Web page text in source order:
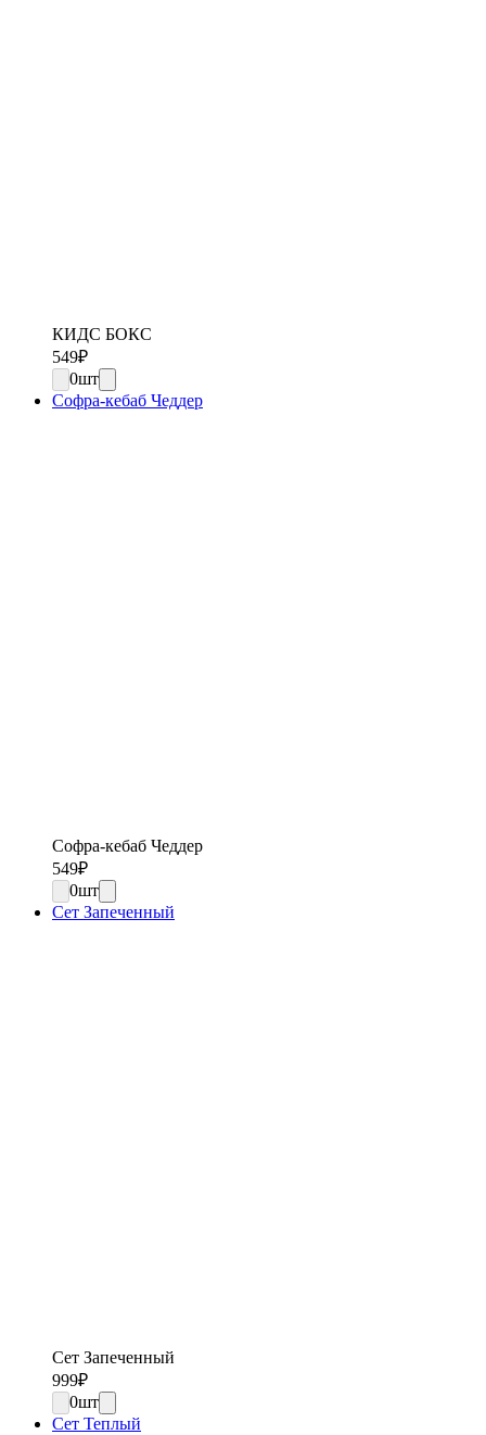
КИДС БОКС
549₽
0шт
Софра-кебаб Чеддер
Софра-кебаб Чеддер
549₽
0шт
Сет Запеченный
Сет Запеченный
999₽
0шт
Сет Теплый